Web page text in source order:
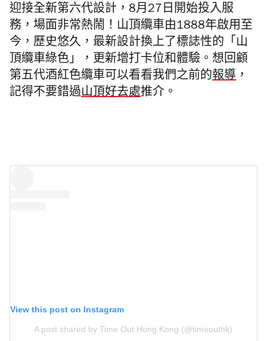
迎接全新第六代設計，8月27日開始投入服
務，場面非常熱鬧！山頂纜車由1888年啟用至
今，歷史悠久，最新設計換上了標誌性的「山
頂纜車綠色」，更新增打卡位和體驗。 想回顧
第五代酒紅色纜車可以看看我們之前的報導 ，
記得不要錯過山頂好去處推介。
View this post on Instagram
A post shared by Time Out Hong Kong (@timeouthk)